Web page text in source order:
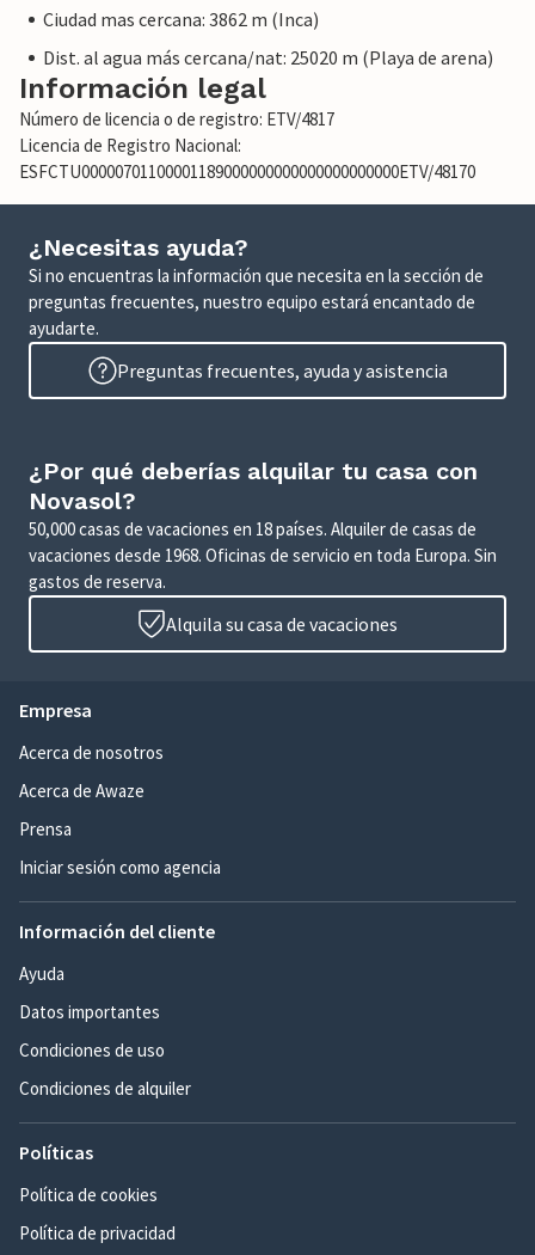
Ciudad mas cercana: 3862 m (Inca)
Dist. al agua más cercana/nat: 25020 m (Playa de arena)
Información legal
Número de licencia o de registro: ETV/4817
Licencia de Registro Nacional:
ESFCTU00000701100001189000000000000000000000ETV/48170
¿Necesitas ayuda?
Si no encuentras la información que necesita en la sección de
preguntas frecuentes, nuestro equipo estará encantado de
ayudarte.
Preguntas frecuentes, ayuda y asistencia
¿Por qué deberías alquilar tu casa con
Novasol?
50,000 casas de vacaciones en 18 países. Alquiler de casas de
vacaciones desde 1968. Oficinas de servicio en toda Europa. Sin
gastos de reserva.
Alquila su casa de vacaciones
Empresa
Acerca de nosotros
Acerca de Awaze
Prensa
Iniciar sesión como agencia
Información del cliente
Ayuda
Datos importantes
Condiciones de uso
Condiciones de alquiler
Políticas
Política de cookies
Política de privacidad